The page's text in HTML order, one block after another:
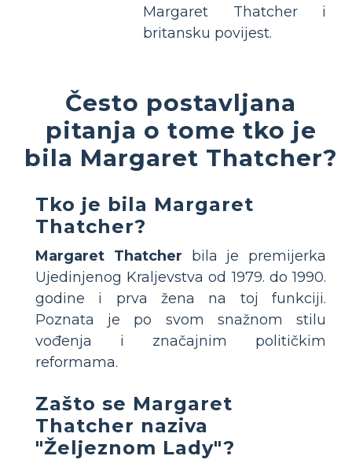
Margaret Thatcher i
britansku povijest.
Često postavljana
pitanja o tome tko je
bila Margaret Thatcher?
Tko je bila Margaret
Thatcher?
Margaret Thatcher bila je premijerka
Ujedinjenog Kraljevstva od 1979. do 1990.
godine i prva žena na toj funkciji.
Poznata je po svom snažnom stilu
vođenja i značajnim političkim
reformama.
Zašto se Margaret
Thatcher naziva
"Željeznom Lady"?